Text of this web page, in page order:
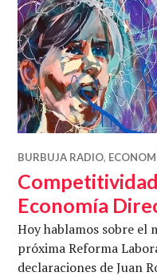
BURBUJA RADIO,
Economía
Hoy hablamos sobre el
próxima Reforma
declaraciones de Juan